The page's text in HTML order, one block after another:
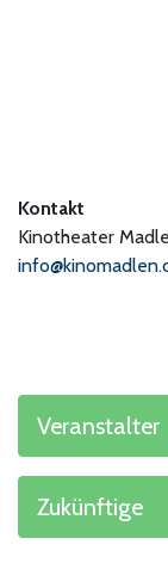
Kontakt
Kinotheater
Veranstalter
Zukünftige